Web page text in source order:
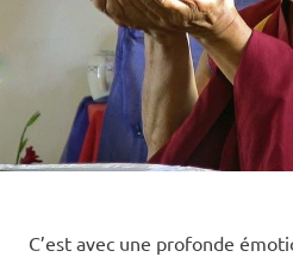
C’est avec une profonde